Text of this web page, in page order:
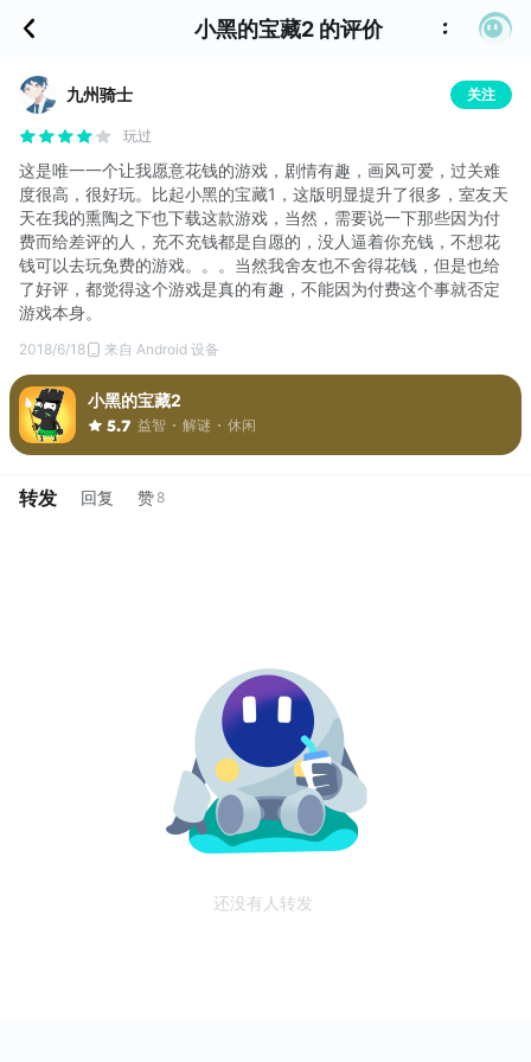
小黑的宝藏2 的评价
九州骑士 关注
玩过
这是唯一一个让我愿意花钱的游戏，剧情有趣，画风可爱，过关难
度很高，很好玩。比起小黑的宝藏1，这版明显提升了很多，室友天
天在我的熏陶之下也下载这款游戏，当然，需要说一下那些因为付
费而给差评的人，充不充钱都是自愿的，没人逼着你充钱，不想花
钱可以去玩免费的游戏。。。当然我舍友也不舍得花钱，但是也给
了好评，都觉得这个游戏是真的有趣，不能因为付费这个事就否定
游戏本身。
2018/6/18 来自 Android 设备
小黑的宝藏2
5.7 益智 解谜 休闲
转发 回复 赞 8
还没有人转发